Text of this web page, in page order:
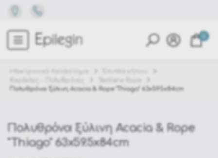
Πολυθρόνα ξύλινη Acacia & Rope "Thiago" 63x59.5x84cm
Πολυθρόνα ξύλινη Acacia & Rope
"Thiago" 63x59.5x84cm